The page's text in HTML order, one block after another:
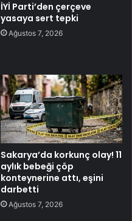
İYİ Parti’den çerçeve
yasaya sert tepki
Ağustos 7, 2026
Sakarya’da korkunç olay! 11
aylık bebeği çöp
konteynerine attı, eşini
darbetti
Ağustos 7, 2026